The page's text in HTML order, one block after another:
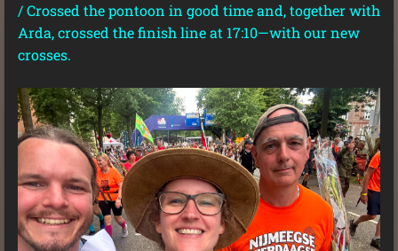
/Crossed the pontoon in good time and, together with
Arda, crossed the finish line at 17:10—with our new
crosses.